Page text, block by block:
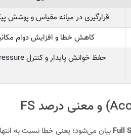
قرارگیری در میانه مقیاس و پوشش
کاهش خطا و افزایش دوام
حفظ خوانش پایدار و کنترل overpressure
Full بیان می‌شود؛ یعنی خطا نسبت به